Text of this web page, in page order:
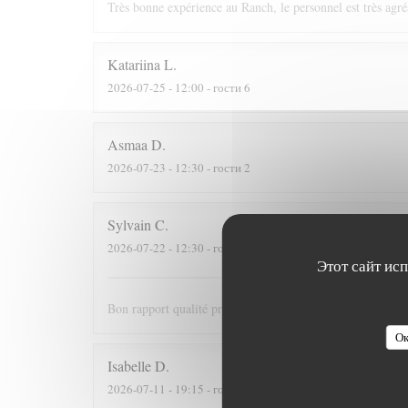
Этот сайт
Très bonne expérience au Ranch, le personnel est très
Katariina L
2026-07-25 - 12:00 - гости 6
Asmaa D
2026-07-23 - 12:30 - гости 2
Sylvain C
2026-07-22 - 12:30 - гости 3
Bon rapport qualité prix et personnel très sympathique
IsabelleD
2026-07-11 - 19:15 - гости 2